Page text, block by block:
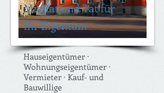
Mit Rat und Tat für
Ihr Eigentum
Hauseigentümer ·
Wohnungseigentümer ·
Vermieter · Kauf- und
Bauwillige